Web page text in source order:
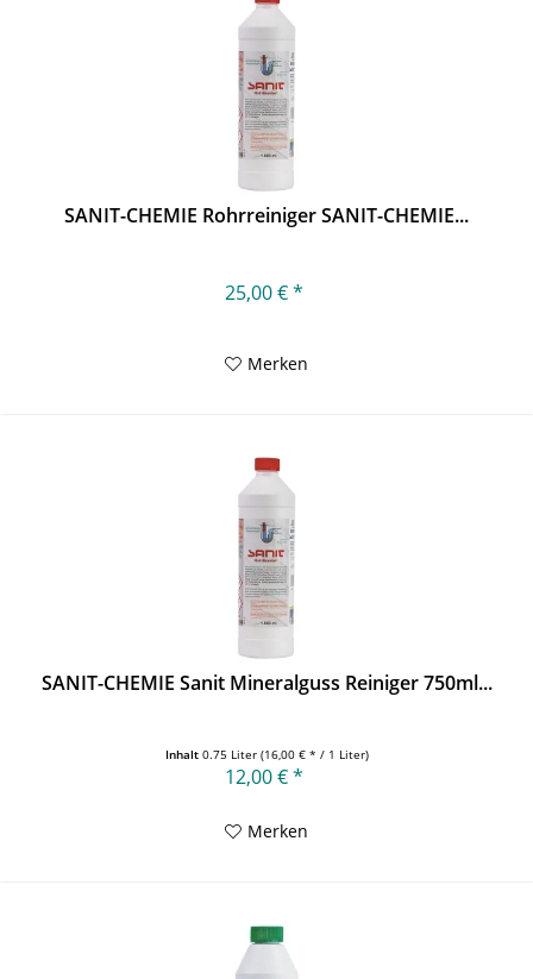
SANIT-CHEMIE Rohrreiniger SANIT-CHEMIE...
25,00 € *
Merken
SANIT-CHEMIE Sanit Mineralguss Reiniger 750ml...
Inhalt 0.75 Liter (16,00 € * / 1 Liter)
12,00 € *
Merken